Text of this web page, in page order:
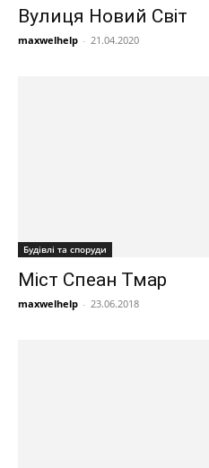
Вулиця Новий Світ
maxwelhelp - 21.04.2020
Будівлі та споруди
Міст Спеан Тмар
maxwelhelp - 23.06.2018